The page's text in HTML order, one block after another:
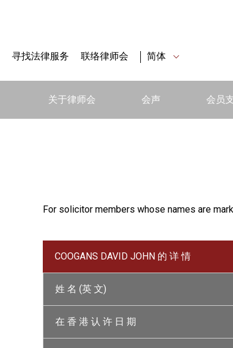
寻找法律服务 联络律师会 简体
关于律师会 会声 会员
For solicitor members whose names are
COOGANS DAVID JOHN 的 详 情
姓 名 (英 文)
在 香 港 认 许 日 期